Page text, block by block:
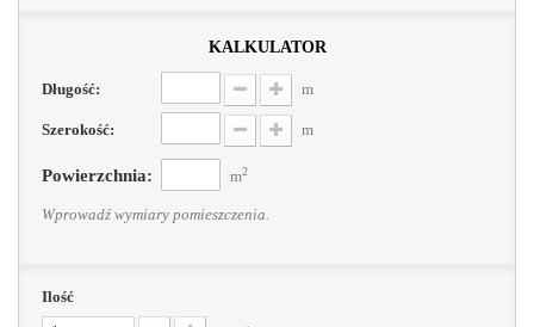
kalkulator
Długość: m
Szerokość: m
Powierzchnia: m2
Wprowadź wymiary pomieszczenia.
Ilość